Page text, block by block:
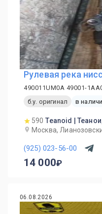
Рулевая река
490011UM0A 49001-
б.у. оригинал
в
590 Teanoid |
Москва,
(925) 023-56-00
14 000
06.08.2026